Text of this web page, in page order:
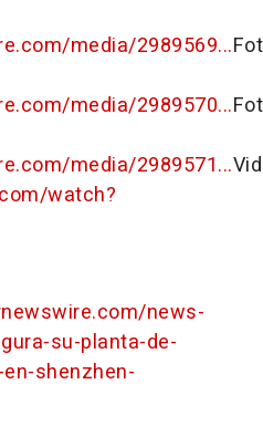
media/2989569...
media/2989570...
media/2989571...
watch?
news-
su-planta-de-
shenzhen-